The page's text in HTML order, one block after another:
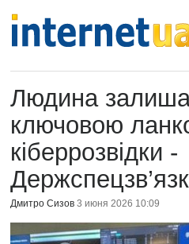
Людина
ключовою
кіберрозвідки -
Дмитро Сизов 3 июня 2026 10:09